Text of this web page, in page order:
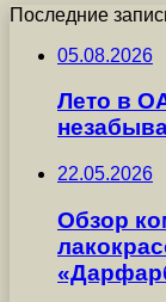
Последние
05.08.2026
Лето в
22.05.2026
Обзор